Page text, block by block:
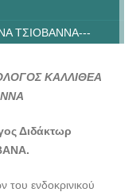
ΤΣΙΟΒΑΝΝΑ---
ΤΣΙΟΒΑΝΝΑ---
ΚΑΛΛΙΘΕΑ
Διδάκτωρ
του ενδοκρινικού